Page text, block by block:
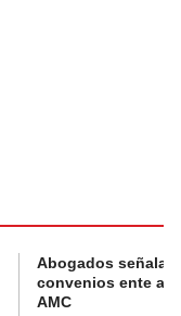
Abogados
convenios ente
AMC